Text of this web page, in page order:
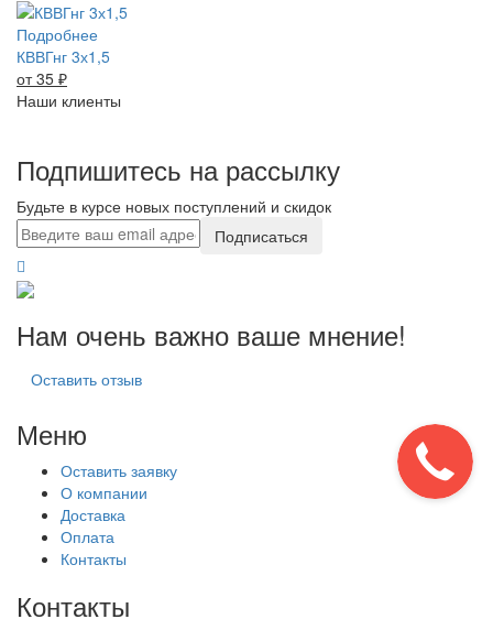
Подробнее
КВВГнг 3х1,5
от 35 ₽
Наши клиенты
Подпишитесь на рассылку
Будьте в курсе новых поступлений и скидок
Подписаться
Нам очень важно ваше мнение!
Оставить отзыв
Меню
Оставить заявку
О компании
Доставка
Оплата
Контакты
Контакты